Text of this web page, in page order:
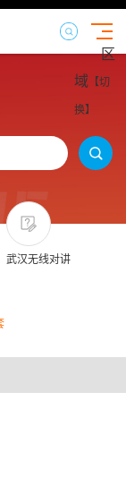
区
域 【切
换】
武汉无线对讲